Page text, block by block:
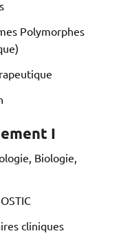
Polymorphes
I
Biologie,
cliniques